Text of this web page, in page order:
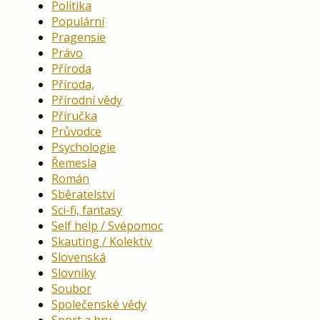
Politika
Populární
Pragensie
Právo
Příroda
Příroda,
Přírodní vědy
Příručka
Průvodce
Psychologie
Řemesla
Román
Sběratelství
Sci-fi, fantasy
Self help / Svépomoc
Skauting / Kolektiv
Slovenská
Slovníky
Soubor
Společenské vědy